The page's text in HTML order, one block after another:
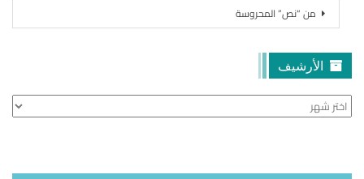
من “نص” المحروسة
الأرشيف
الأرشيف